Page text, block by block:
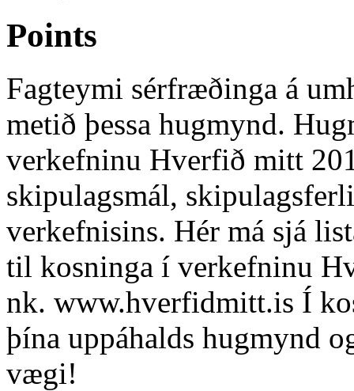
Points
Fagteymi sérfræðinga á
metið þessa hugmynd.
verkefninu Hverfið mitt
skipulagsmál,
verkefnisins. Hér má sjá
til kosninga í verkefninu
nk. www.hverfidmitt.is Í
þína uppáhalds hugmynd
vægi!